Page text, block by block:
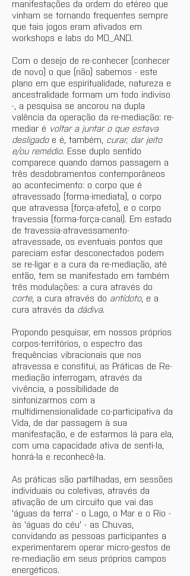
manifestações da ordem do etéreo que
vinham se tornando frequentes sempre
que tais jogos eram ativados em
workshops e labs do MO_AND.
Com o desejo de re-conhecer (conhecer
de novo) o que (não) sabemos - este
plano em que espiritualidade, natureza e
ancestralidade formam um todo indiviso
-, a pesquisa se ancorou na dupla
valência da operação da re-mediação: re-
mediar é voltar a juntar o que estava
desligado e é, também, curar, dar jeito
e/ou remédio. Esse duplo sentido
comparece quando damos passagem a
três desdobramentos contemporâneos
ao acontecimento: o corpo que é
atravessado (forma-imediata), o corpo
que atravessa (força-afeto), e o corpo
travessia (forma-força-canal). Em estado
de travessia-atravessamento-
atravessade, os eventuais pontos que
pareciam estar desconectados podem
se re-ligar e a cura da re-mediação, até
então, tem se manifestado em também
três modulações: a cura através do
corte, a cura através do antídoto, e a
cura através da dádiva.
Propondo pesquisar, em nossos próprios
corpos-territórios, o espectro das
frequências vibracionais que nos
atravessa e constitui, as Práticas de Re-
mediação interrogam, através da
vivência, a possibilidade de
sintonizarmos com a
multidimensionalidade co-participativa da
Vida, de dar passagem à sua
manifestação, e de estarmos lá para ela,
com uma capacidade ativa de senti-la,
honrá-la e reconhecê-la.
As práticas são partilhadas, em sessões
individuais ou coletivas, através da
ativação de um circuito que vai das
'águas da terra' - o Lago, o Mar e o Rio -
às 'águas do céu' - as Chuvas,
convidando as pessoas participantes a
experimentarem operar micro-gestos de
re-mediação em seus próprios campos
energéticos.